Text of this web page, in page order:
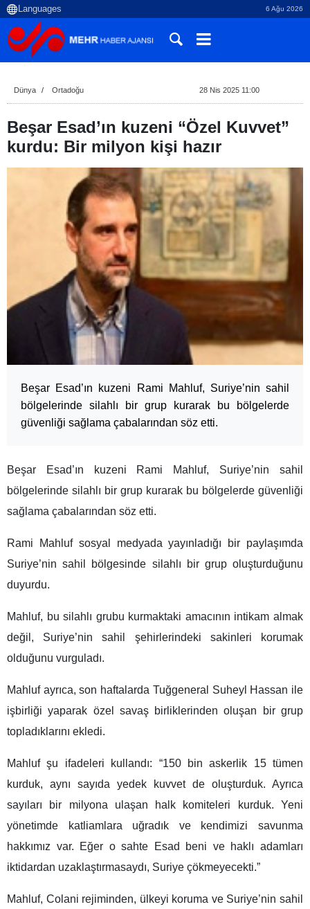
6 Ağu 2026
Dünya Ortadoğu 28 Nis 2025 11:00
Beşar Esad’ın kuzeni “Özel Kuvvet”
kurdu: Bir milyon kişi hazır
Beşar Esad’ın kuzeni Rami Mahluf, Suriye’nin sahil
bölgelerinde silahlı bir grup kurarak bu bölgelerde
güvenliği sağlama çabalarından söz etti.
Beşar Esad’ın kuzeni Rami Mahluf, Suriye’nin sahil
bölgelerinde silahlı bir grup kurarak bu bölgelerde güvenliği
sağlama çabalarından söz etti.
Rami Mahluf sosyal medyada yayınladığı bir paylaşımda
Suriye’nin sahil bölgesinde silahlı bir grup oluşturduğunu
duyurdu.
Mahluf, bu silahlı grubu kurmaktaki amacının intikam almak
değil, Suriye’nin sahil şehirlerindeki sakinleri korumak
olduğunu vurguladı.
Mahluf ayrıca, son haftalarda Tuğgeneral Suheyl Hassan ile
işbirliği yaparak özel savaş birliklerinden oluşan bir grup
topladıklarını ekledi.
Mahluf şu ifadeleri kullandı: “150 bin askerlik 15 tümen
kurduk, aynı sayıda yedek kuvvet de oluşturduk. Ayrıca
sayıları bir milyona ulaşan halk komiteleri kurduk. Yeni
yönetimde katliamlara uğradık ve kendimizi savunma
hakkımız var. Eğer o sahte Esad beni ve haklı adamları
iktidardan uzaklaştırmasaydı, Suriye çökmeyecekti.”
Mahluf, Colani rejiminden, ülkeyi koruma ve Suriye’nin sahil